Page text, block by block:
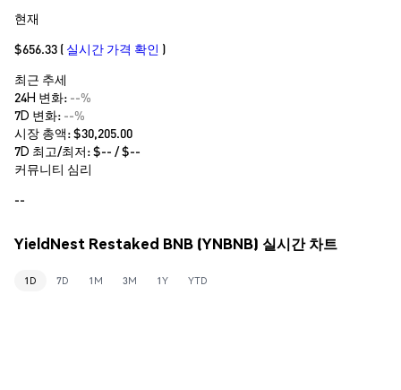
현재
$656.33 ( 실시간 가격 확인 )
최근 추세
24H 변화: --%
7D 변화: --%
시장 총액:$30,205.00
7D 최고/최저: $-- / $--
커뮤니티 심리
--
YieldNest Restaked BNB (YNBNB) 실시간 차트
1D 7D 1M 3M 1Y YTD